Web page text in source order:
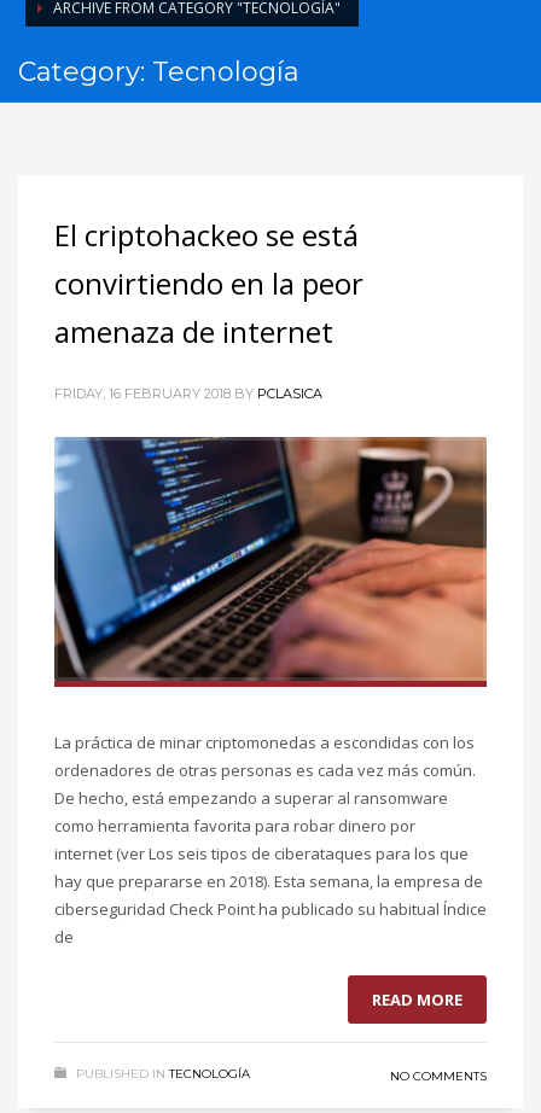
ARCHIVE FROM CATEGORY "TECNOLOGÍA"
Category: Tecnología
El criptohackeo se está
convirtiendo en la peor
amenaza de internet
FRIDAY, 16 FEBRUARY 2018 BY PCLASICA
La práctica de minar criptomonedas a escondidas con los
ordenadores de otras personas es cada vez más común.
De hecho, está empezando a superar al ransomware
como herramienta favorita para robar dinero por
internet (ver Los seis tipos de ciberataques para los que
hay que prepararse en 2018). Esta semana, la empresa de
ciberseguridad Check Point ha publicado su habitual Índice
de
READ MORE
PUBLISHED IN TECNOLOGÍA NO COMMENTS